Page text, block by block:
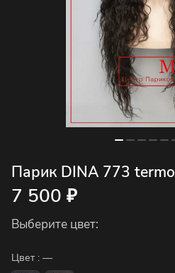
Парик DINA 773 termo
7 500 ₽
Выберите цвет:
Цвет : —